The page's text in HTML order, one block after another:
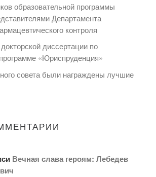
образовательной программы
Департамента
контроля
диссертации по
«Юриспруденция»
совета были награждены лучшие
Вечная слава героям: Лебедев